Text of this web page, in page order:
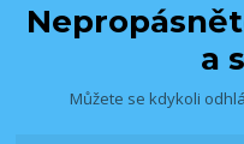
a
Můžete se kdykoli